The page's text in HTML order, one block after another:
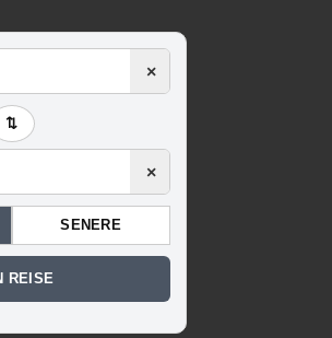
×
⇅
×
SENERE
REISE